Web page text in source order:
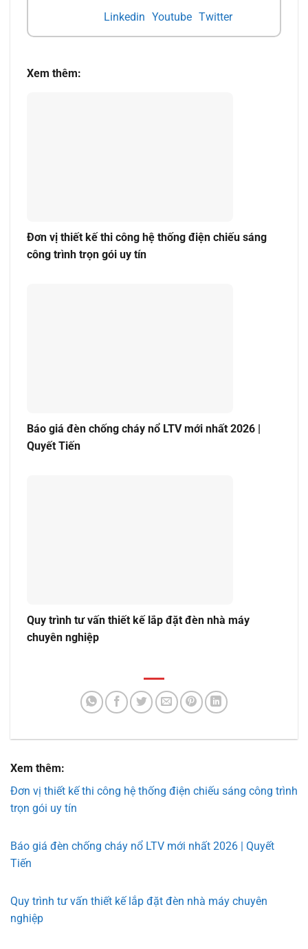
Linkedin Youtube Twitter
Xem thêm:
Đơn vị thiết kế thi công hệ thống điện chiếu sáng
công trình trọn gói uy tín
Báo giá đèn chống cháy nổ LTV mới nhất 2026 |
Quyết Tiến
Quy trình tư vấn thiết kế lắp đặt đèn nhà máy
chuyên nghiệp
Xem thêm:
Đơn vị thiết kế thi công hệ thống điện chiếu sáng công trình
trọn gói uy tín
Báo giá đèn chống cháy nổ LTV mới nhất 2026 | Quyết
Tiến
Quy trình tư vấn thiết kế lắp đặt đèn nhà máy chuyên
nghiệp